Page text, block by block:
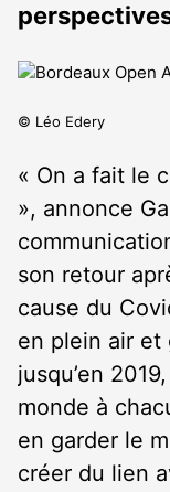
© Léo Edery
« On a fait le
», annonce
son retour
cause du
en plein air et
jusqu’en
monde à
en garder le
créer du lien